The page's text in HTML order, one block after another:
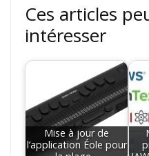
Ces articles
intéresser
Mise à jour de
l’application Éole pour